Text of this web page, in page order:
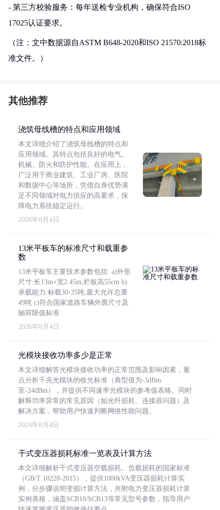
- 第三方校验服务：每年送检专业机构，确保符合ISO
17025认证要求。
（注：文中数据源自ASTM B648-2020和ISO 21570:2018标
准文件。）
其他推荐
浇筑母线槽的特点和应用领域
本文详细介绍了浇筑母线槽的特点和
应用领域。其特点包括良好的电气、
机械、防火和防护性能。在应用上，
广泛用于商业建筑、工业厂房、医院
和数据中心等场所，凭借自身优势满
足不同领域对电力供应的高要求，保
障电力系统稳定运行。
2026年8月4日
13米平板车的标准尺寸和载重参
数
13米平板车主要技术参数包括: a)外形
尺寸:长13m×宽2.45m,栏板高55cm b)
承载能力:标载30-35吨,最大允许总重
49吨 c)符合国家道路车辆外廓尺寸及
轴荷限值标准
2026年8月4日
光模块接收功率多少是正常
本文详细解答光模块接收功率的正常范围及影响因素，重
点分析千兆光模块的收光标准（典型值为-3dBm
至-24dBm），并提供不同速率光模块的参考值表格。同时
解释功率异常的常见原因（如光纤损耗、连接器问题）及
解决方案，帮助用户快速判断网络性能问题。
2026年8月4日
干式变压器损耗标准一览表及计算方法
本文详细解析干式变压器空载损耗、负载损耗的国家标准
（GB/T 10228-2015），提供1000kVA变压器损耗计算实
例，分步骤说明变损计算方法，并附电力变压器损耗计算
实例表格，涵盖SCB10/SCB13等常见型号参数，指导用户